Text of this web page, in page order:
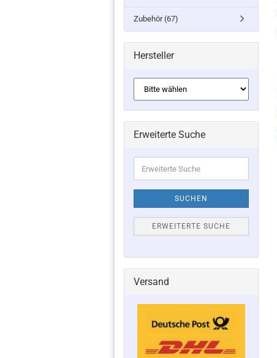
Zubehör (67)
Hersteller
Erweiterte Suche
Suche
SUCHEN
ERWEITERTE SUCHE
Versand